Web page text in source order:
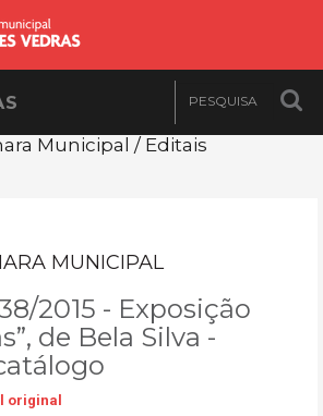
Municipal / Editais
MUNICIPAL
2015 - Exposição
de Bela Silva -
original